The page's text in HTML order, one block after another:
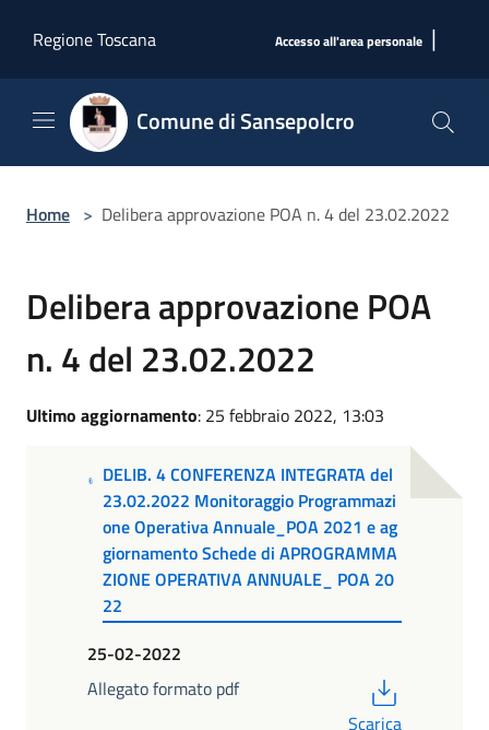
Regione Toscana
Accesso all'area personale |
Comune di Sansepolcro
Home > Delibera approvazione POA n. 4 del 23.02.2022
Delibera approvazione POA
n. 4 del 23.02.2022
Ultimo aggiornamento: 25 febbraio 2022, 13:03
DELIB. 4 CONFERENZA INTEGRATA del
23.02.2022 Monitoraggio Programmazi
one Operativa Annuale_POA 2021 e ag
giornamento Schede di APROGRAMMA
ZIONE OPERATIVA ANNUALE_ POA 20
22
25-02-2022
Allegato formato pdf
Scarica